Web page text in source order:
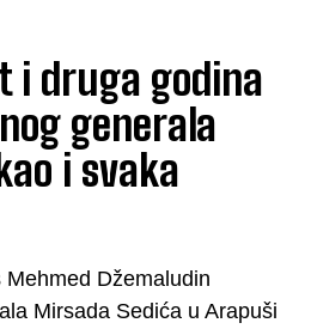
i druga godina
generala
i svaka
Džemaludin
Mirsada Sedića u Arapuši